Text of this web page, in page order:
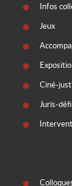
Infos
Jeux
Ciné-
Juris-défi